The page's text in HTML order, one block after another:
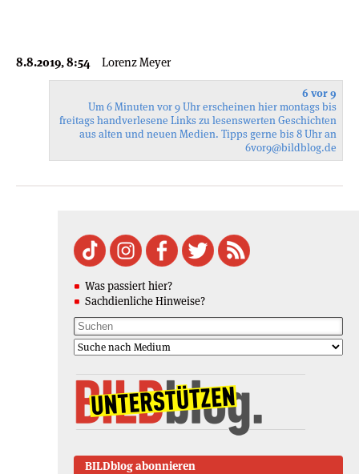
8.8.2019, 8:54 Lorenz Meyer
6 vor 9
Um 6 Minuten vor 9 Uhr erscheinen hier montags bis
freitags handverlesene Links zu lesenswerten Geschichten
aus alten und neuen Medien. Tipps gerne bis 8 Uhr an
6vor9@bildblog.de
Was passiert hier?
Sachdienliche Hinweise?
BILDblog abonnieren